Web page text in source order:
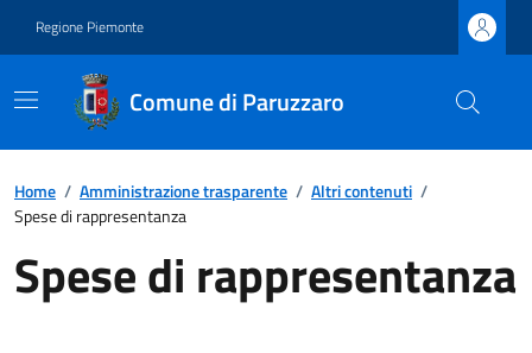
Regione Piemonte
Comune di Paruzzaro
Home / Amministrazione trasparente / Altri contenuti /
Spese di rappresentanza
Spese di rappresentanza